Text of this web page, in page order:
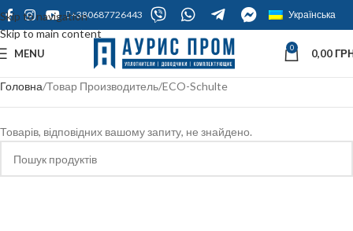
Skip to navigation
Skip to main content
+380687726443 Українська
MENU 0 0,00
Головна Товар Производитель ECO-Schulte
Товарів, відповідних вашому запиту, не знайдено.